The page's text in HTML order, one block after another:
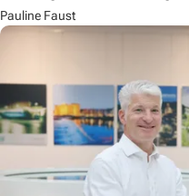
Pauline Faust